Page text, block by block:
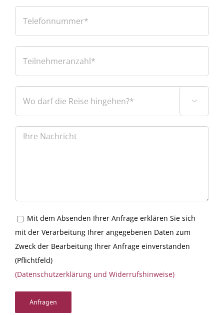

Mit dem Absenden Ihrer Anfrage erklären Sie sich
mit der Verarbeitung Ihrer angegebenen Daten zum
Zweck der Bearbeitung Ihrer Anfrage einverstanden
(Pflichtfeld)
(Datenschutzerklärung und Widerrufshinweise)